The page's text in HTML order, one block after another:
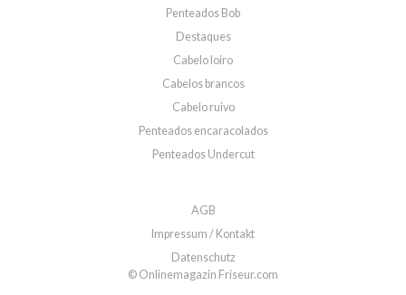
Penteados Bob
Destaques
Cabelo loiro
Cabelos brancos
Cabelo ruivo
Penteados encaracolados
Penteados Undercut
AGB
Impressum / Kontakt
Datenschutz
© Onlinemagazin Friseur.com